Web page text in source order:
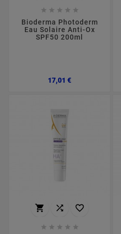
    
Bioderma Photoderm
Eau Solaire Anti-Ox
SPF50 200ml
17,01 €Preço
  
    